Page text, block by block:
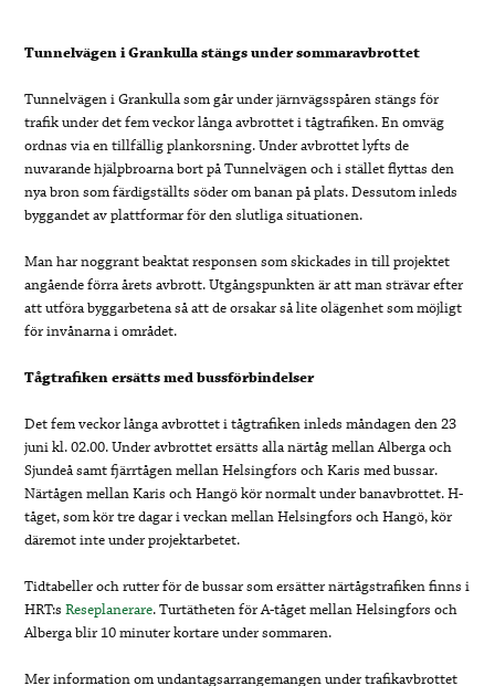
Tunnelvägen i Grankulla stängs under sommaravbrottet
Tunnelvägen i Grankulla som går under järnvägsspåren stängs för
trafik under det fem veckor långa avbrottet i tågtrafiken. En omväg
ordnas via en tillfällig plankorsning. Under avbrottet lyfts de
nuvarande hjälpbroarna bort på Tunnelvägen och i stället flyttas den
nya bron som färdigställts söder om banan på plats. Dessutom inleds
byggandet av plattformar för den slutliga situationen.
Man har noggrant beaktat responsen som skickades in till projektet
angående förra årets avbrott. Utgångspunkten är att man strävar efter
att utföra byggarbetena så att de orsakar så lite olägenhet som möjligt
för invånarna i området.
Tågtrafiken ersätts med bussförbindelser
Det fem veckor långa avbrottet i tågtrafiken inleds måndagen den 23
juni kl. 02.00. Under avbrottet ersätts alla närtåg mellan Alberga och
Sjundeå samt fjärrtågen mellan Helsingfors och Karis med bussar.
Närtågen mellan Karis och Hangö kör normalt under banavbrottet. H-
tåget, som kör tre dagar i veckan mellan Helsingfors och Hangö, kör
däremot inte under projektarbetet.
Tidtabeller och rutter för de bussar som ersätter närtågstrafiken finns i
HRT:sReseplanerare. Turtätheten för A-tåget mellan Helsingfors och
Alberga blir 10 minuter kortare under sommaren.
Mer information om undantagsarrangemangen under trafikavbrottet